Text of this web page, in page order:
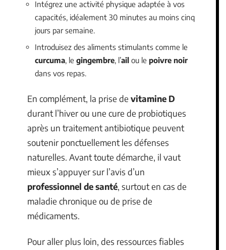
Intégrez une activité physique adaptée à vos
capacités, idéalement 30 minutes au moins cinq
jours par semaine.
Introduisez des aliments stimulants comme le
curcuma, le gingembre, l’ail ou le poivre noir
dans vos repas.
En complément, la prise de vitamine D
durant l’hiver ou une cure de probiotiques
après un traitement antibiotique peuvent
soutenir ponctuellement les défenses
naturelles. Avant toute démarche, il vaut
mieux s’appuyer sur l’avis d’un
professionnel de santé, surtout en cas de
maladie chronique ou de prise de
médicaments.
Pour aller plus loin, des ressources fiables